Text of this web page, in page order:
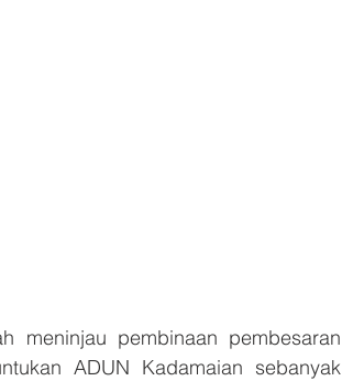
meninjau pembinaan pembesaran
ADUN Kadamaian sebanyak